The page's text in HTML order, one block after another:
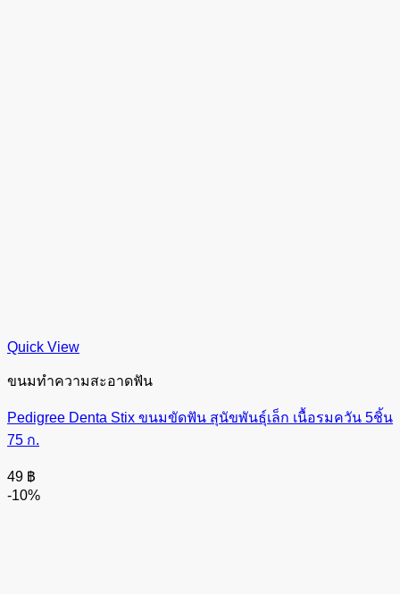
Quick View
ขนมทำความสะอาดฟัน
Pedigree Denta Stix ขนมขัดฟัน สุนัขพันธุ์เล็ก เนื้อรมควัน 5ชิ้น
75 ก.
49 ฿
-10%